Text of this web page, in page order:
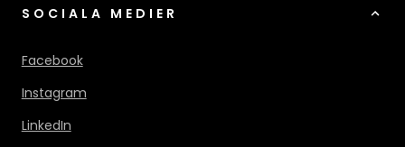
SOCIALA MEDIER
Facebook
Instagram
LinkedIn